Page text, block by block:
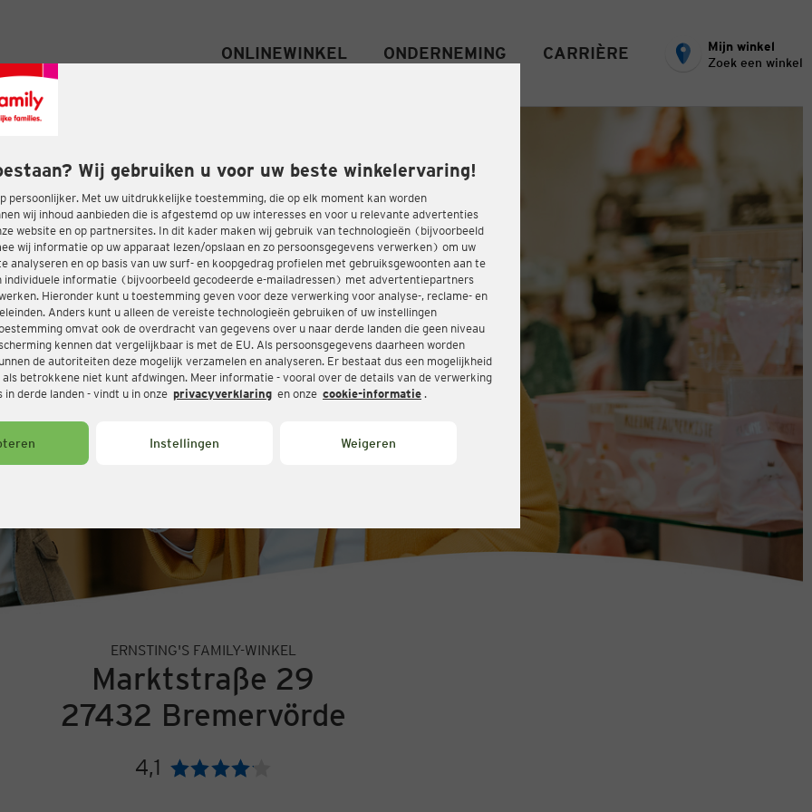
Wij gebruiken u voor uw beste winkelervaring!
persoonlijker. Met uw uitdrukkelijke toestemming, die op elk moment kan worden
wij inhoud aanbieden die is afgestemd op uw interesses en voor u relevante advertenties
website en op partnersites. In dit kader maken wij gebruik van technologieën (bijvoorbeeld
wij informatie op uw apparaat lezen/opslaan en zo persoonsgegevens verwerken) om uw
analyseren en op basis van uw surf- en koopgedrag profielen met gebruiksgewoonten aan te
individuele informatie (bijvoorbeeld gecodeerde e-mailadressen) met advertentiepartners
Hieronder kunt u toestemming geven voor deze verwerking voor analyse-, reclame- en
Anders kunt u alleen de vereiste technologieën gebruiken of uw instellingen
omvat ook de overdracht van gegevens over u naar derde landen die geen niveau
kennen dat vergelijkbaar is met de EU. Als persoonsgegevens daarheen worden
de autoriteiten deze mogelijk verzamelen en analyseren. Er bestaat dus een mogelijkheid
betrokkene niet kunt afdwingen. Meer informatie - vooral over de details van de verwerking
in derde landen - vindt u in onze privacyverklaring en onze cookie-informatie .
Instellingen Weigeren
ONLINEWINKEL ONDERNEMING CARRIÈRE
Mijn winkel
Zoek een winkel
ERNSTING'S FAMILY-WINKEL
Marktstraße 29
27432 Bremervörde
4,1 Beoordeling: